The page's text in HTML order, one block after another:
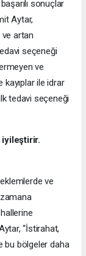
sonuçlar
Aytar,
artan
seçeneği
ve
kayıplar ile idrar
tedavi seçeneği
iyileştirir.
ve
“İstirahat,
bu bölgeler daha